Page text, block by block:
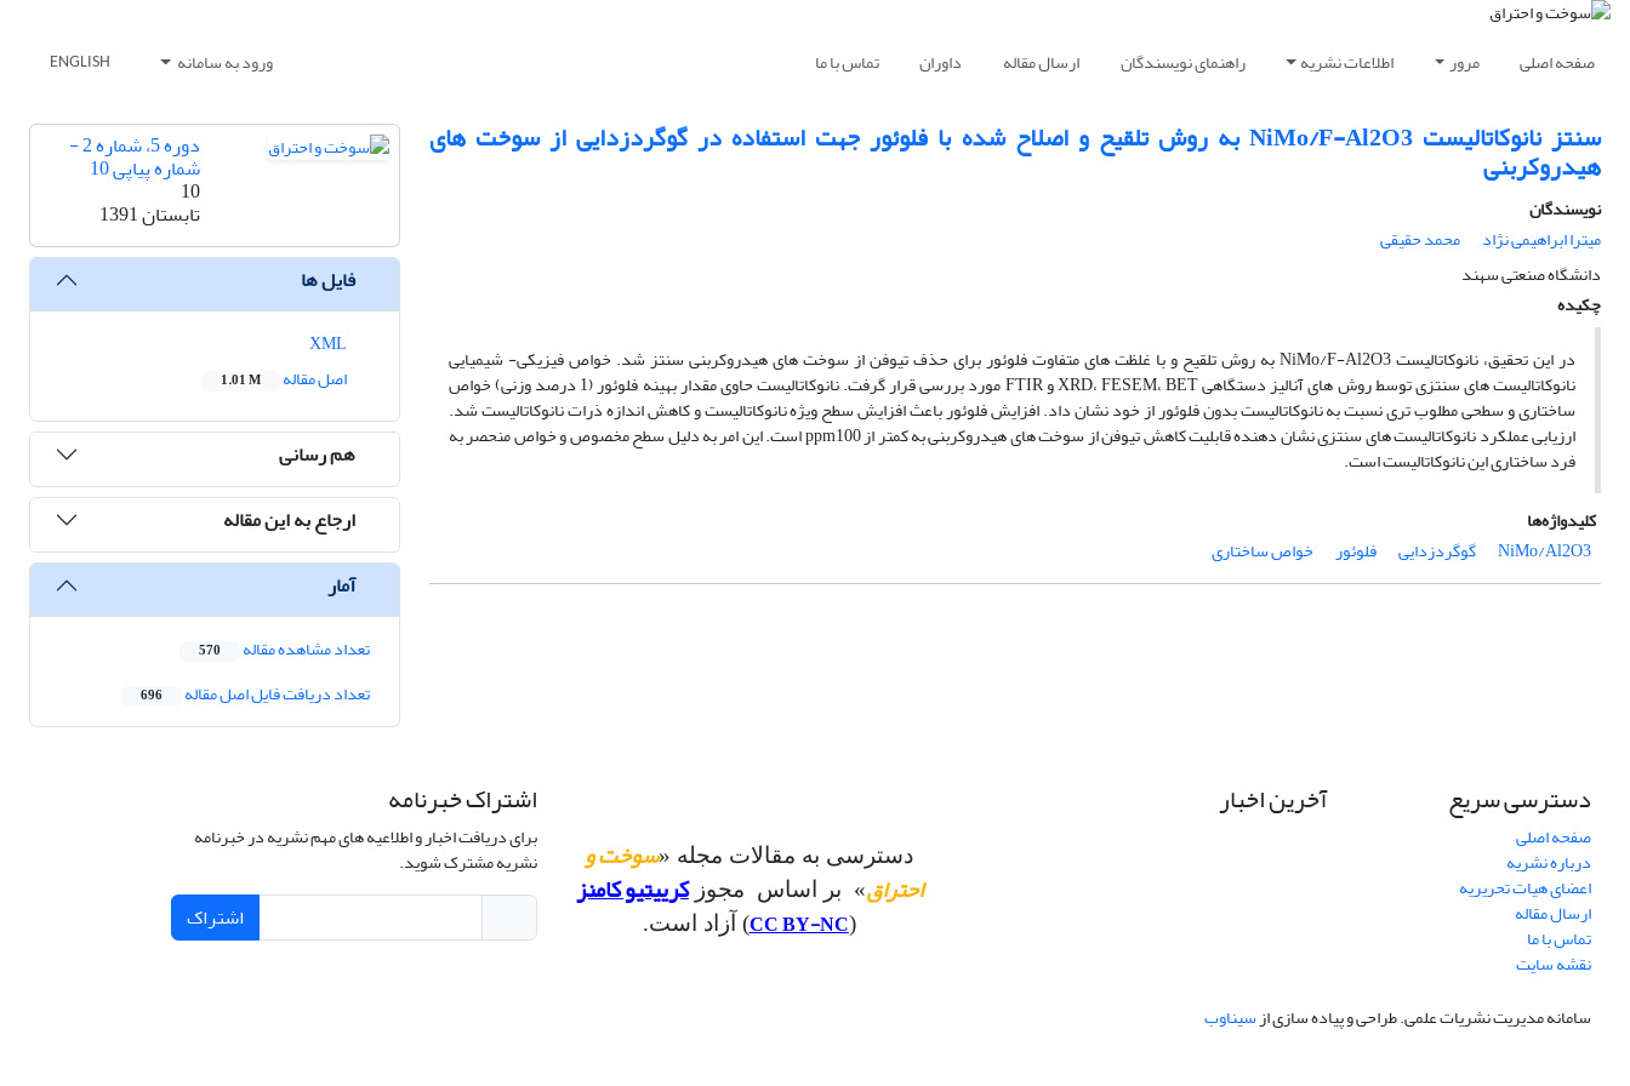
صفحه اصلی مرور اطلاعات نشریه راهنمای نویسندگان ارسال مقاله داوران تماس با ما ورود به سامانه ENGLISH
سنتز نانوکاتالیست NiMo/F-Al2O3 به ­روش تلقیح و اصلاح ­شده با فلوئور جهت استفاده در گوگردزدایی از سوخت­ های
هیدروکربنی
نویسندگان
میترا ابراهیمی نژاد
محمد حقیقی
دانشگاه صنعتی سهند
چکیده
در این تحقیق، نانوکاتالیست­ NiMo/F-Al2O3 به ­روش تلقیح و با غلظت ­های متفاوت فلوئور برای حذف تیوفن از سوخت­ های هیدروکربنی سنتز شد. خواص فیزیکی- شیمیایی
نانوکاتالیست­ های سنتزی توسط روش­ های آنالیز دستگاهی XRD، FESEM، BET و FTIR مورد بررسی قرار گرفت. نانوکاتالیست حاوی مقدار بهینه فلوئور (1 درصد وزنی) خواص
ساختاری و سطحی مطلوب ­تری نسبت به نانوکاتالیست بدون فلوئور از خود نشان­ داد. افزایش فلوئور باعث افزایش سطح ویژه نانوکاتالیست و کاهش اندازه ذرات نانوکاتالیست شد.
ارزیابی عملکرد نانوکاتالیست­ های سنتزی نشان ­دهنده قابلیت کاهش تیوفن از سوخت­ های هیدروکربنی به کمتر از ppm100 است. این امر به ­دلیل سطح مخصوص و خواص منحصر به
فرد ساختاری این نانوکاتالیست است.
کلیدواژه‌ها
NiMo/Al2O3
گوگردزدایی فلوئور خواص ساختاری
دوره 5، شماره 2 -
شماره پیاپی 10
10
تابستان 1391
فایل ها
اصل مقاله
1.01 M
هم رسانی
ارجاع به این مقاله
آمار
تعداد مشاهده مقاله 570
تعداد دریافت فایل اصل مقاله 696
دسترسی سریع
صفحه اصلی
درباره نشریه
اعضای هیات تحریریه
ارسال مقاله
تماس با ما
نقشه سایت
آخرین اخبار
دسترسی به مقالات مجله «سوخت و
احتراق» بر اساس مجوزکرییتیو کامنز
(
CC BY-NC) آزاد است.
اشتراک خبرنامه
برای دریافت اخبار و اطلاعیه های مهم نشریه در خبرنامه
نشریه مشترک شوید.
اشتراک
سامانه مدیریت نشریات علمی.طراحی و پیاده سازی ازسیناوب